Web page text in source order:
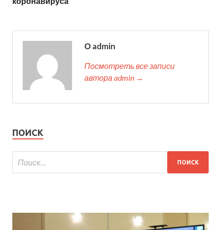
О admin
Посмотреть все записи
автора admin →
ПОИСК